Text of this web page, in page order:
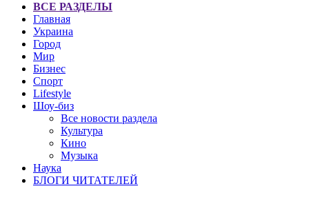
ВСЕ РАЗДЕЛЫ
Главная
Украина
Город
Мир
Бизнес
Спорт
Lifestyle
Шоу-биз
Все новости раздела
Культура
Кино
Музыка
Наука
БЛОГИ ЧИТАТЕЛЕЙ